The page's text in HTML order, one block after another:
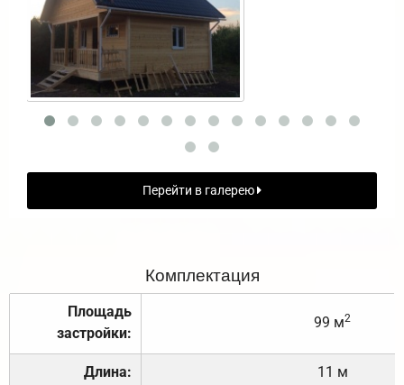
Перейти в галерею
Комплектация
Площадь
застройки:
99 м2
Длина: 11 м